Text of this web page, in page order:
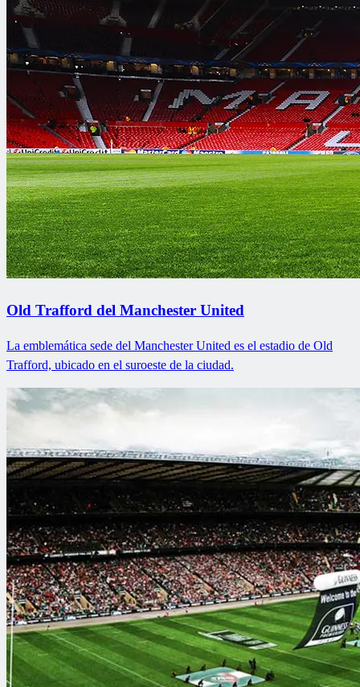
Old Trafford del Manchester United
La emblemática sede del Manchester United es el estadio de Old
Trafford, ubicado en el suroeste de la ciudad.